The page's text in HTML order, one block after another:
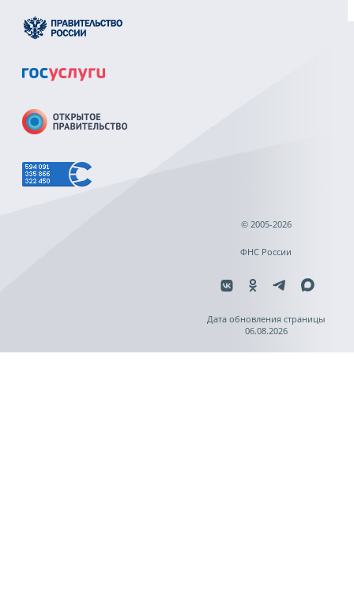
© 2005-2026
ФНС России
Дата обновления страницы
06.08.2026